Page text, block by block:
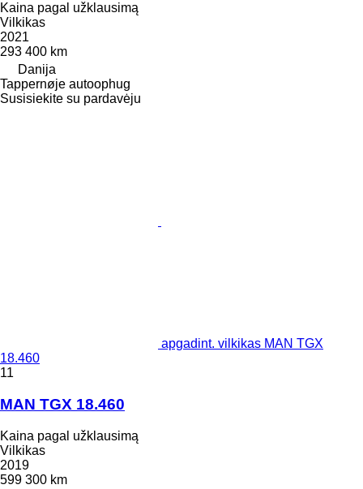
Kaina pagal užklausimą
Vilkikas
2021
293 400 km
Danija
Tappernøje autoophug
Susisiekite su pardavėju
apgadint. vilkikas MAN TGX
18.460
11
MAN TGX 18.460
Kaina pagal užklausimą
Vilkikas
2019
599 300 km